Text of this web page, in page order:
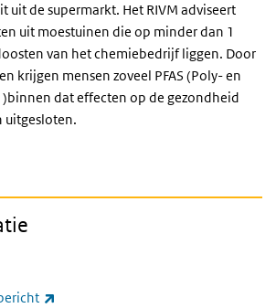
uit de supermarkt. Het RIVM adviseert
uit moestuinen die op minder dan 1
van het chemiebedrijf liggen. Door
krijgen mensen zoveel PFAS (Poly- en
dat effecten op de gezondheid
uitgesloten.